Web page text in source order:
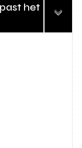
het